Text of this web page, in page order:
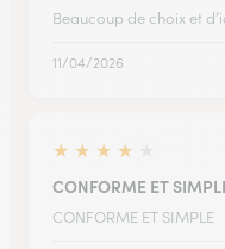
Beaucoup de choix et
11/04/2026
★ ★ ★ ★
CONFORME ET
CONFORME ET SIMPLE